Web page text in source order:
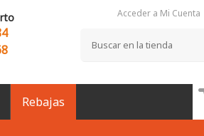
Acceder a Mi Cuenta
Rebajas